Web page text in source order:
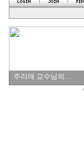
주리애 교수님의…